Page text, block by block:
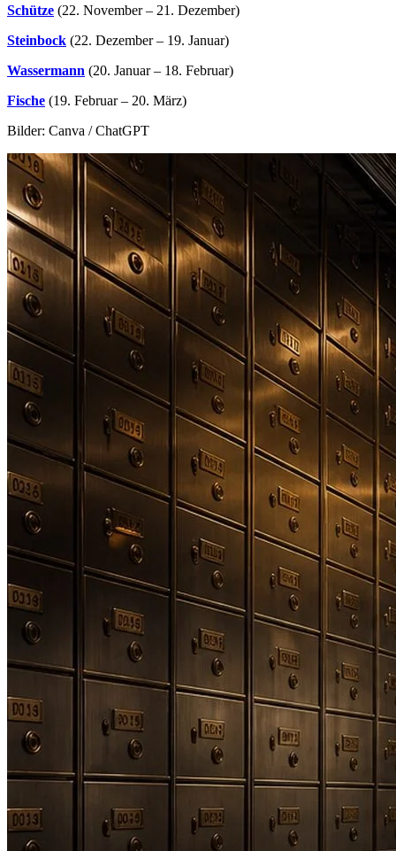
Schütze (22. November – 21. Dezember)
Steinbock (22. Dezember – 19. Januar)
Wassermann (20. Januar – 18. Februar)
Fische (19. Februar – 20. März)
Bilder: Canva / ChatGPT